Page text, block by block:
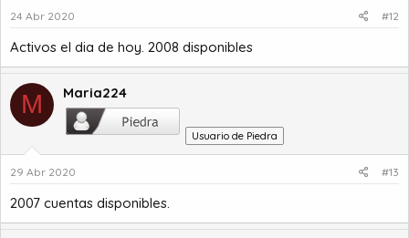
24 Abr 2020 #12
Activos el dia de hoy. 2008 disponibles
M Maria224
Usuario de Piedra
29 Abr 2020 #13
2007 cuentas disponibles.